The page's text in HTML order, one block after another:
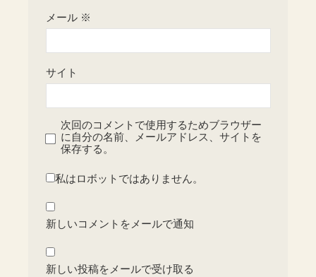
メール ※
サイト
次回のコメントで使用するためブラウザー
に自分の名前、メールアドレス、サイトを
保存する。
私はロボットではありません。
新しいコメントをメールで通知
新しい投稿をメールで受け取る